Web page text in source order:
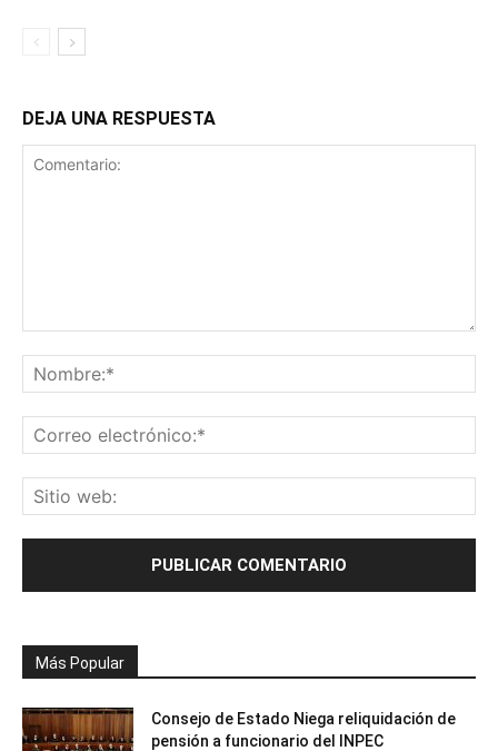
DEJA UNA RESPUESTA
Más Popular
Consejo de Estado Niega reliquidación de
pensión a funcionario del INPEC